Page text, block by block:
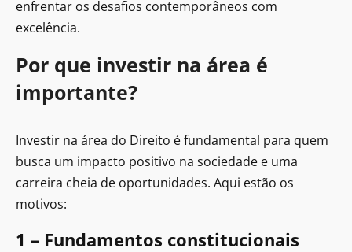
enfrentar os desafios contemporâneos com
excelência.
Por que investir na área é
importante?
Investir na área do Direito é fundamental para quem
busca um impacto positivo na sociedade e uma
carreira cheia de oportunidades. Aqui estão os
motivos:
1 – Fundamentos constitucionais